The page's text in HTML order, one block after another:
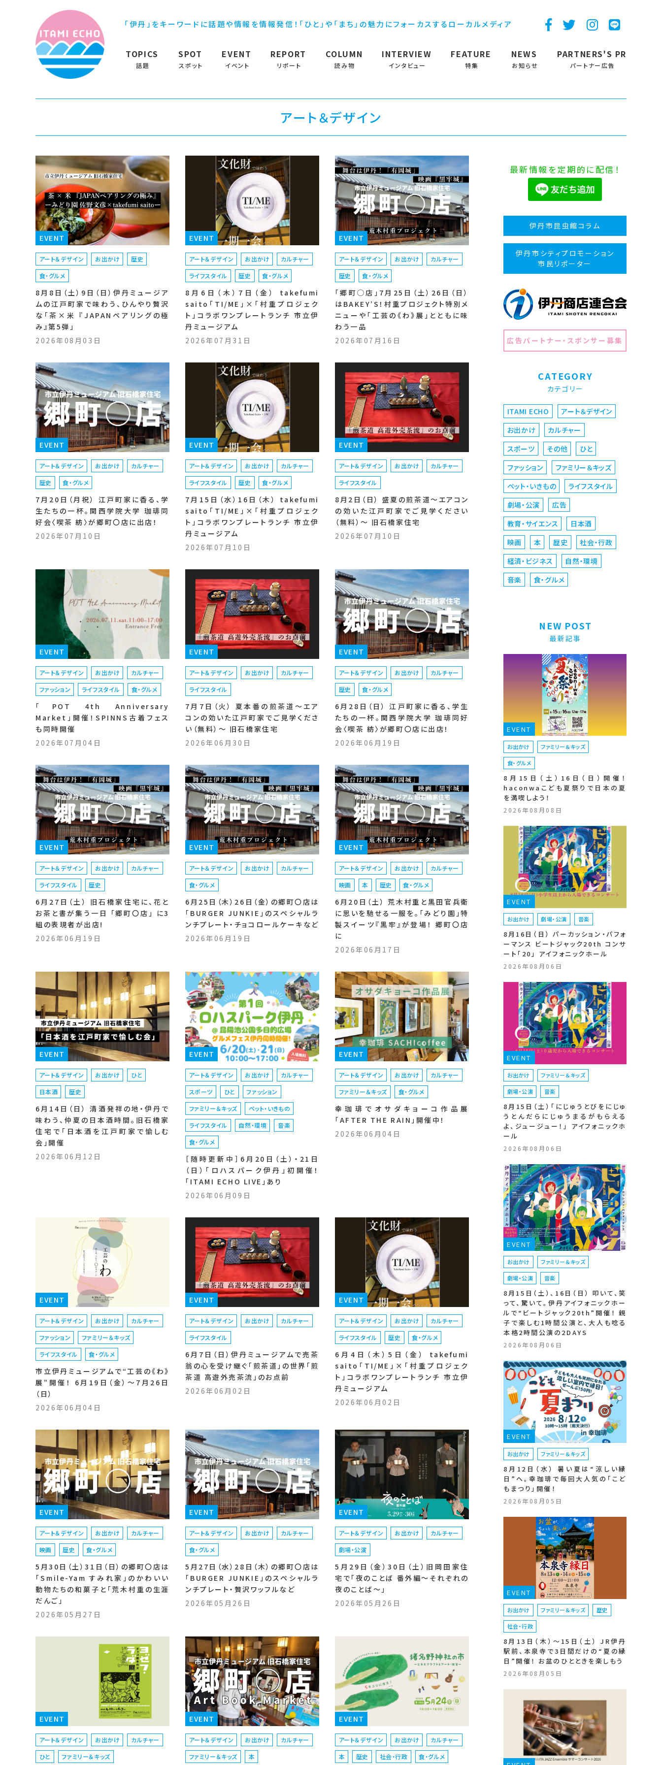
「伊丹」をキーワードに話題や情報を情報発信！「ひと」や「まち」の魅力にフォーカスするローカルメディア
TOPICS
話題
SPOT
スポット
EVENT
イベント
REPORT
リポート
COLUMN
読み物
INTERVIEW
インタビュー
FEATURE
特集
NEWS
お知らせ
PARTNERS'S PR
パートナー広告
アート＆デザイン
EVENT
アート＆デザイン お出かけ
歴史
食・グルメ
8月8日（土）9日（日）伊丹ミュージア
ムの江戸町家で味わう、ひんやり贅沢
な「茶×米 『JAPANペアリングの極
み』第5弾」
2026年08月03日
EVENT
アート＆デザイン お出かけ
カルチャー
ライフスタイル
歴史 食・グルメ
8月6日（木）7日（金） takefumi
saito「TI/ME」×「村重プロジェク
ト」コラボワンプレートランチ 市立伊
丹ミュージアム
2026年07月31日
EVENT
アート＆デザイン お出かけ
カルチャー
歴史
食・グルメ
「郷町◯店」7月25日（土）26日（日）
はBAKEY’S！村重プロジェクト特別メ
ニューや「工芸の《わ》展」とともに味
わう一品
2026年07月16日
EVENT
アート＆デザイン お出かけ
カルチャー
歴史
食・グルメ
7月20日（月祝） 江戸町家に香る、学
生たちの一杯。関西学院大学 珈琲同
好会〈喫茶 紡〉が郷町〇店に出店！
2026年07月10日
EVENT
アート＆デザイン お出かけ
カルチャー
ライフスタイル
歴史 食・グルメ
7月15日（水）16日（木） takefumi
saito「TI/ME」×「村重プロジェク
ト」コラボワンプレートランチ 市立伊
丹ミュージアム
2026年07月10日
EVENT
アート＆デザイン お出かけ
カルチャー
ライフスタイル
8月2日（日） 盛夏の煎茶道～エアコン
の効いた江戸町家でご見学ください
（無料）～ 旧石橋家住宅
2026年07月10日
EVENT
アート＆デザイン お出かけ
カルチャー
ファッション
ライフスタイル 食・グルメ
「POT 4th Anniversary
Market」開催！SPINNS古着フェス
も同時開催
2026年07月04日
EVENT
アート＆デザイン お出かけ
カルチャー
ライフスタイル
7月7日（火） 夏本番の煎茶道～エア
コンの効いた江戸町家でご見学くださ
い（無料）～ 旧石橋家住宅
2026年06月30日
EVENT
アート＆デザイン お出かけ
カルチャー
歴史
食・グルメ
6月28日（日） 江戸町家に香る、学生
たちの一杯。関西学院大学 珈琲同好
会〈喫茶 紡〉が郷町〇店に出店！
2026年06月19日
EVENT
アート＆デザイン お出かけ
カルチャー
ライフスタイル
歴史
6月27日（土） 旧石橋家住宅に、花と
お茶と書が集う一日 「郷町〇店」 に3
組の表現者が出店!
2026年06月19日
EVENT
アート＆デザイン お出かけ
カルチャー
食・グルメ
6月25日（木）26日（金）の郷町〇店は
「BURGER JUNKIE」のスペシャルラ
ンチプレート・チョコロールケーキなど
2026年06月19日
EVENT
アート＆デザイン お出かけ
カルチャー
映画
本 歴史 食・グルメ
6月20日（土） 荒木村重と黒田官兵衛
に思いを馳せる一服を。「みどり園」特
製スイーツ『黒牢』が登場！ 郷町〇店
に
2026年06月17日
EVENT
アート＆デザイン お出かけ
ひと
日本酒
歴史
6月14日（日） 清酒発祥の地・伊丹で
味わう、仲夏の日本酒時間。旧石橋家
住宅で「日本酒を江戸町家で愉しむ
会」開催
2026年06月12日
EVENT
アート＆デザイン お出かけ
カルチャー
スポーツ
ひと
ファッション
ファミリー＆キッズ
ペット・いきもの
ライフスタイル
自然・環境
音楽
食・グルメ
［随時更新中］6月20日（土）・21日
（日）「ロハスパーク伊丹」初開催！
「ITAMI ECHO LIVE」あり
2026年06月09日
EVENT
アート＆デザイン お出かけ
カルチャー
ファミリー＆キッズ
食・グルメ
幸珈琲でオサダキョーコ作品展
「AFTER THE RAIN」開催中！
2026年06月04日
EVENT
アート＆デザイン お出かけ
カルチャー
ファッション
ファミリー＆キッズ
ライフスタイル
食・グルメ
市立伊丹ミュージアムで“工芸の《わ》
展”開催！ 6月19日（金）〜7月26日
（日）
2026年06月04日
EVENT
アート＆デザイン お出かけ
カルチャー
ライフスタイル
6月7日（日）伊丹ミュージアムで売茶
翁の心を受け継ぐ「煎茶道」の世界「煎
茶道 高遊外売茶流」のお点前
2026年06月02日
EVENT
アート＆デザイン お出かけ
カルチャー
ライフスタイル
歴史 食・グルメ
6月4日（木）5日（金） takefumi
saito「TI/ME」×「村重プロジェク
ト」コラボワンプレートランチ 市立伊
丹ミュージアム
2026年06月02日
EVENT
アート＆デザイン お出かけ
カルチャー
映画
歴史 食・グルメ
5月30日（土）31日（日）の郷町〇店は
「Smile-Yam すみれ家」のかわいい
動物たちの和菓子と「荒木村重の生涯
だんご」
2026年05月27日
EVENT
アート＆デザイン お出かけ
カルチャー
食・グルメ
5月27日（水）28日（木）の郷町〇店は
「BURGER JUNKIE」のスペシャルラ
ンチプレート・贅沢ワッフルなど
2026年05月26日
EVENT
アート＆デザイン お出かけ
カルチャー
劇場・公演
5月29日（金）30日（土）旧岡田家住
宅で「夜のことば 番外編～それぞれの
夜のことば～」
2026年05月26日
EVENT
アート＆デザイン お出かけ
カルチャー
ひと
ファミリー＆キッズ
EVENT
アート＆デザイン お出かけ
カルチャー
ファミリー＆キッズ
本
EVENT
アート＆デザイン お出かけ
カルチャー
本
歴史 社会・行政 食・グルメ
最新情報を定期的に配信！
伊丹市昆虫館コラム
伊丹市シティプロモーション
市民リポーター
広告パートナー・スポンサー募集
CATEGORY
カテゴリー
ITAMI ECHO
アート＆デザイン
お出かけ
カルチャー
スポーツ
その他
ひと
ファッション
ファミリー＆キッズ
ペット・いきもの
ライフスタイル
劇場・公演
広告
教育・サイエンス
日本酒
映画
本 歴史
社会・行政
経済・ビジネス
自然・環境
音楽
食・グルメ
NEW POST
最新記事
EVENT
お出かけ ファミリー＆キッズ
食・グルメ
8月15日（土）16日（日）開催！
haconwaこども夏祭りで日本の夏
を満喫しよう！
2026年08月08日
EVENT
お出かけ 劇場・公演 音楽
8月16日（日） パーカッション・パフォ
ーマンス ビートジャック20th コンサ
ート「20」 アイフォニックホール
2026年08月06日
EVENT
お出かけ ファミリー＆キッズ
劇場・公演 音楽
8月15日（土）「にじゅうとびをにじゅ
うとんだらにじゅうまるがもらえる
よ、ジュージュー！」 アイフォニックホ
ール
2026年08月06日
EVENT
お出かけ ファミリー＆キッズ
劇場・公演 音楽
8月15日（土）、16日（日） 叩いて、笑
って、驚いて。伊丹アイフォニックホー
ルで“ビートジャック20th”開催！ 親
子で楽しむ1時間公演と、大人も唸る
本格2時間公演の2DAYS
2026年08月06日
EVENT
お出かけ ファミリー＆キッズ
8月12日（水） 暑い夏は“涼しい縁
日”へ。幸珈琲で毎回大人気の「こど
もまつり」開催！
2026年08月05日
EVENT
お出かけ ファミリー＆キッズ 歴史
社会・行政
8月13日（木）〜15日（土） JR伊丹
駅前、本泉寺で3日間だけの“夏の縁
日”開催！ お盆のひとときを楽しもう
2026年08月05日